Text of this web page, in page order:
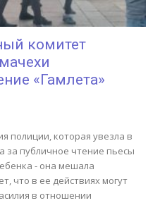
комитет
«Гамлета»
полиции, которая увезла в
за публичное чтение пьесы
- она мешала
что в ее действиях могут
в отношении